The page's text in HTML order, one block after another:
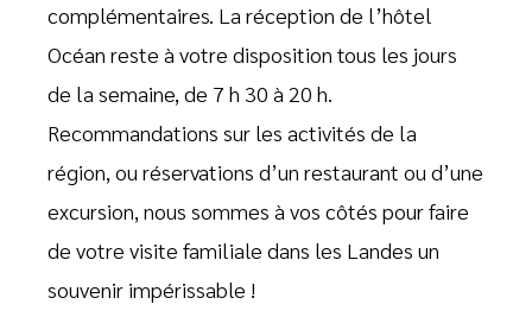
complémentaires. La réception de l’hôtel
Océan reste à votre disposition tous les jours
de la semaine, de 7 h 30 à 20 h.
Recommandations sur les activités de la
région, ou réservations d’un restaurant ou d’une
excursion, nous sommes à vos côtés pour faire
de votre visite familiale dans les Landes un
souvenir impérissable !